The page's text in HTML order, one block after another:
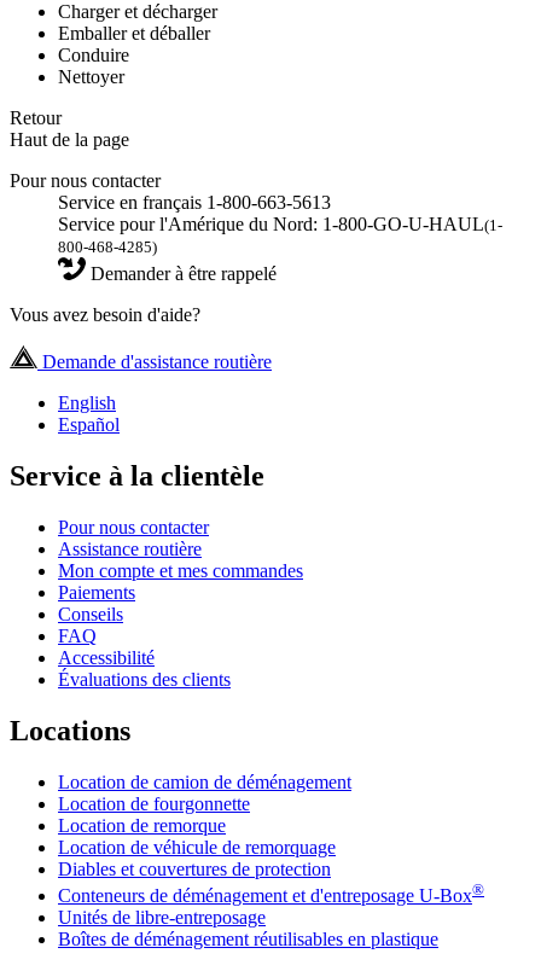
Charger et décharger
Emballer et déballer
Conduire
Nettoyer
Retour
Haut de la page
Pour nous contacter
Service en français 1-800-663-5613
Service pour l'Amérique du Nord: 1-800-GO-U-HAUL(1-
800-468-4285)
Demander à être rappelé
Vous avez besoin d'aide?
Demande d'assistance routière
English
Español
Service à la clientèle
Pour nous contacter
Assistance routière
Mon compte et mes commandes
Paiements
Conseils
FAQ
Accessibilité
Évaluations des clients
Locations
Location de camion de déménagement
Location de fourgonnette
Location de remorque
Location de véhicule de remorquage
Diables et couvertures de protection
Conteneurs de déménagement et d'entreposage U-Box®
Unités de libre-entreposage
Boîtes de déménagement réutilisables en plastique